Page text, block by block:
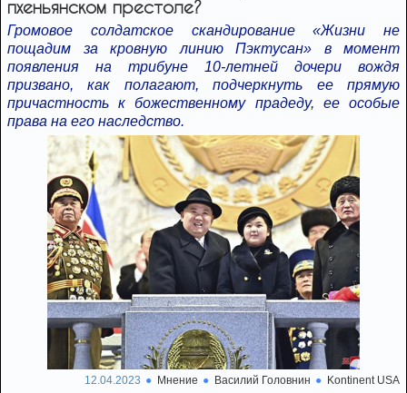
пхеньянском престоле?
Громовое солдатское скандирование «Жизни не
пощадим за кровную линию Пэктусан» в момент
появления на трибуне 10-летней дочери вождя
призвано, как полагают, подчеркнуть ее прямую
причастность к божественному прадеду, ее особые
права на его наследство.
12.04.2023 Мнение Василий Головнин Kontinent USA